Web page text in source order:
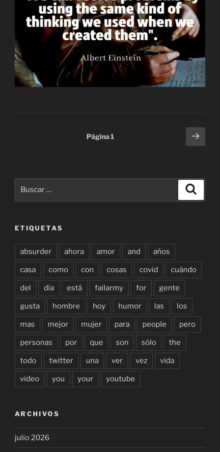
Página1
ETIQUETAS
absurder ahora amor and años
casa como con cosas covid cuándo
del día está failarmy for gente
gusta hombre hoy humor las los
mas mejor mujer para people pero
personas por que son sólo the
todo twitter una ver vez vida
video you your youtube
ARCHIVOS
julio 2026